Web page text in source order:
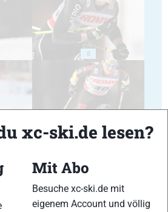
8
10
xc-ski.de lesen?
Mit Abo
Besuche xc-ski.de mit
eigenem Account und völlig